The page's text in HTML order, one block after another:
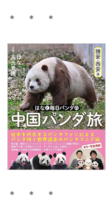
＊ ＊ ＊
＊ ＊ ＊